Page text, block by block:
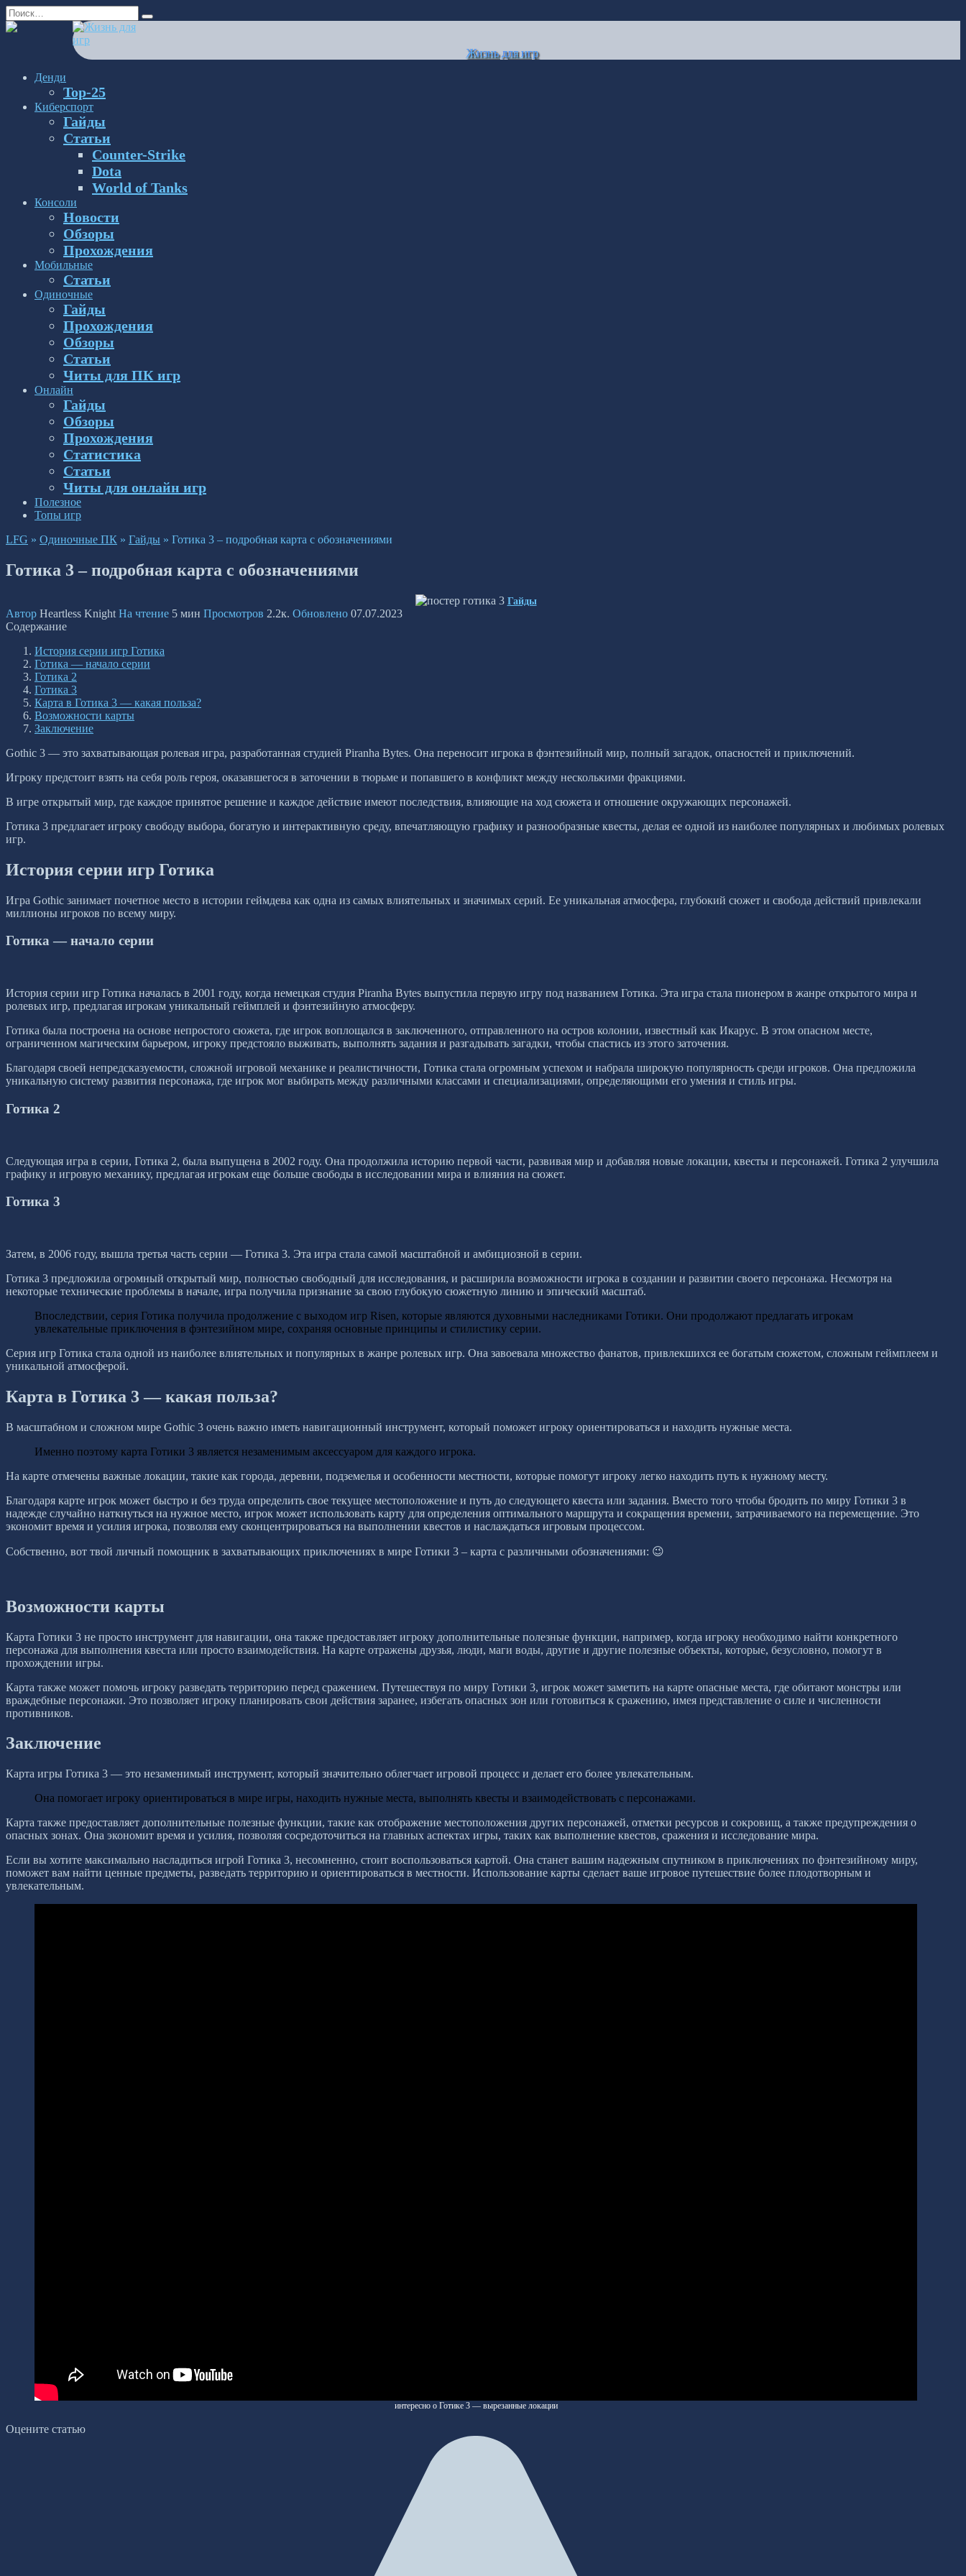
Перейти
к
Search
for:
Жизнь для игр
Денди
Top-25
Киберспорт
Гайды
Статьи
Counter-Strike
Dota
World of Tanks
Консоли
Новости
Обзоры
Прохождения
Мобильные
Статьи
Одиночные
Гайды
Прохождения
Обзоры
Статьи
Читы для ПК игр
Онлайн
Гайды
Обзоры
Прохождения
Статистика
Статьи
Читы для онлайн игр
Полезное
Топы игр
LFG » Одиночные ПК » Гайды » Готика 3 – подробная карта с обозначениями
Готика 3 – подробная карта с обозначениями
Гайды
Автор Heartless Knight На чтение 5 мин Просмотров 2.2к. Обновлено 07.07.2023
Содержание
История серии игр Готика
Готика — начало серии
Готика 2
Готика 3
Карта в Готика 3 — какая польза?
Возможности карты
Заключение
Gothic 3 — это захватывающая ролевая игра, разработанная студией Piranha Bytes. Она переносит игрока в фэнтезийный мир, полный загадок, опасностей и приключений.
Игроку предстоит взять на себя роль героя, оказавшегося в заточении в тюрьме и попавшего в конфликт между несколькими фракциями.
В игре открытый мир, где каждое принятое решение и каждое действие имеют последствия, влияющие на ход сюжета и отношение окружающих персонажей.
Готика 3 предлагает игроку свободу выбора, богатую и интерактивную среду, впечатляющую графику и разнообразные квесты, делая ее одной из наиболее популярных и любимых ролевых
игр.
История серии игр Готика
Игра Gothic занимает почетное место в истории геймдева как одна из самых влиятельных и значимых серий. Ее уникальная атмосфера, глубокий сюжет и свобода действий привлекали
миллионы игроков по всему миру.
Готика — начало серии
История серии игр Готика началась в 2001 году, когда немецкая студия Piranha Bytes выпустила первую игру под названием Готика. Эта игра стала пионером в жанре открытого мира и
ролевых игр, предлагая игрокам уникальный геймплей и фэнтезийную атмосферу.
Готика была построена на основе непростого сюжета, где игрок воплощался в заключенного, отправленного на остров колонии, известный как Икарус. В этом опасном месте,
ограниченном магическим барьером, игроку предстояло выживать, выполнять задания и разгадывать загадки, чтобы спастись из этого заточения.
Благодаря своей непредсказуемости, сложной игровой механике и реалистичности, Готика стала огромным успехом и набрала широкую популярность среди игроков. Она предложила
уникальную систему развития персонажа, где игрок мог выбирать между различными классами и специализациями, определяющими его умения и стиль игры.
Готика 2
Следующая игра в серии, Готика 2, была выпущена в 2002 году. Она продолжила историю первой части, развивая мир и добавляя новые локации, квесты и персонажей. Готика 2 улучшила
графику и игровую механику, предлагая игрокам еще больше свободы в исследовании мира и влияния на сюжет.
Готика 3
Затем, в 2006 году, вышла третья часть серии — Готика 3. Эта игра стала самой масштабной и амбициозной в серии.
Готика 3 предложила огромный открытый мир, полностью свободный для исследования, и расширила возможности игрока в создании и развитии своего персонажа. Несмотря на
некоторые технические проблемы в начале, игра получила признание за свою глубокую сюжетную линию и эпический масштаб.
Впоследствии, серия Готика получила продолжение с выходом игр Risen, которые являются духовными наследниками Готики. Они продолжают предлагать игрокам
увлекательные приключения в фэнтезийном мире, сохраняя основные принципы и стилистику серии.
Серия игр Готика стала одной из наиболее влиятельных и популярных в жанре ролевых игр. Она завоевала множество фанатов, привлекшихся ее богатым сюжетом, сложным геймплеем и
уникальной атмосферой.
Карта в Готика 3 — какая польза?
В масштабном и сложном мире Gothic 3 очень важно иметь навигационный инструмент, который поможет игроку ориентироваться и находить нужные места.
Именно поэтому карта Готики 3 является незаменимым аксессуаром для каждого игрока.
На карте отмечены важные локации, такие как города, деревни, подземелья и особенности местности, которые помогут игроку легко находить путь к нужному месту.
Благодаря карте игрок может быстро и без труда определить свое текущее местоположение и путь до следующего квеста или задания. Вместо того чтобы бродить по миру Готики 3 в
надежде случайно наткнуться на нужное место, игрок может использовать карту для определения оптимального маршрута и сокращения времени, затрачиваемого на перемещение. Это
экономит время и усилия игрока, позволяя ему сконцентрироваться на выполнении квестов и наслаждаться игровым процессом.
Собственно, вот твой личный помощник в захватывающих приключениях в мире Готики 3 – карта с различными обозначениями: 😉
Возможности карты
Карта Готики 3 не просто инструмент для навигации, она также предоставляет игроку дополнительные полезные функции, например, когда игроку необходимо найти конкретного
персонажа для выполнения квеста или просто взаимодействия. На карте отражены друзья, люди, маги воды, другие и другие полезные объекты, которые, безусловно, помогут в
прохождении игры.
Карта также может помочь игроку разведать территорию перед сражением. Путешествуя по миру Готики 3, игрок может заметить на карте опасные места, где обитают монстры или
враждебные персонажи. Это позволяет игроку планировать свои действия заранее, избегать опасных зон или готовиться к сражению, имея представление о силе и численности
противников.
Заключение
Карта игры Готика 3 — это незаменимый инструмент, который значительно облегчает игровой процесс и делает его более увлекательным.
Она помогает игроку ориентироваться в мире игры, находить нужные места, выполнять квесты и взаимодействовать с персонажами.
Карта также предоставляет дополнительные полезные функции, такие как отображение местоположения других персонажей, отметки ресурсов и сокровищ, а также предупреждения о
опасных зонах. Она экономит время и усилия, позволяя сосредоточиться на главных аспектах игры, таких как выполнение квестов, сражения и исследование мира.
Если вы хотите максимально насладиться игрой Готика 3, несомненно, стоит воспользоваться картой. Она станет вашим надежным спутником в приключениях по фэнтезийному миру,
поможет вам найти ценные предметы, разведать территорию и ориентироваться в местности. Использование карты сделает ваше игровое путешествие более плодотворным и
увлекательным.
интересно о Готике 3 — вырезанные локации
Оцените статью